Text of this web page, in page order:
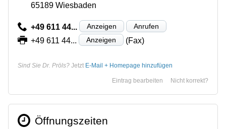
65189 Wiesbaden
+49 611 44... Anzeigen Anrufen
+49 611 44... Anzeigen (Fax)
Sind Sie Dr. Pröls? Jetzt E-Mail + Homepage hinzufügen
Nicht korrekt?
Eintrag bearbeiten
Öffnungszeiten